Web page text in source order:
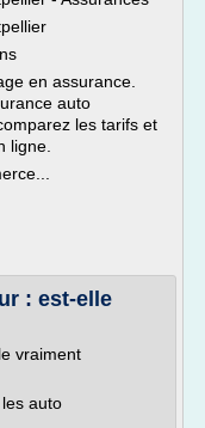
en assurance.
auto
les tarifs et
ligne.
: est-elle
vraiment
auto